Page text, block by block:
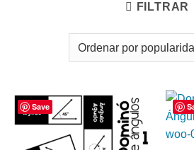
FILTRAR
Save